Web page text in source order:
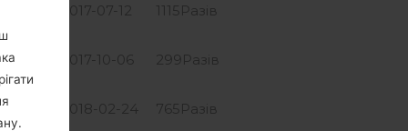
2017-07-12 1115Разів
2017-10-06 299Разів
2018-02-24 765Разів